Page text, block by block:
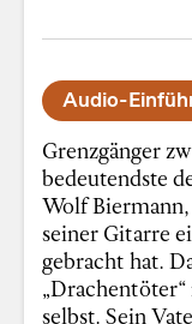
Audio-
Grenzgänger
bedeutendste
Wolf
seiner Gitarre
gebracht hat.
selbst. Sein